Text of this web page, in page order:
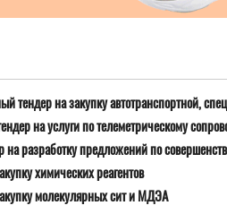
тендер на закупку автотранспортной,
на услуги по телеметрическому
разработку предложений по
химических реагентов
молекулярных сит и МДЭА